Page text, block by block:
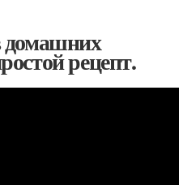
домашних
рецепт.